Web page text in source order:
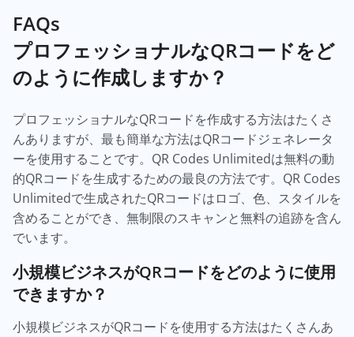
FAQs
プロフェッショナルなQRコードをど
のように作成しますか？
プロフェッショナルなQRコードを作成する方法はたくさ
んありますが、最も簡単な方法はQRコードジェネレータ
ーを使用することです。QR Codes Unlimitedは無料の動
的QRコードを生成するための最良の方法です。QR Codes
Unlimitedで生成されたQRコードはロゴ、色、スタイルを
含めることができ、無制限のスキャンと無料の追跡を含ん
でいます。
小規模ビジネスがQRコードをどのように使用
できますか？
小規模ビジネスがQRコードを使用する方法はたくさんあ